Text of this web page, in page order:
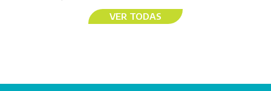
VER TODAS